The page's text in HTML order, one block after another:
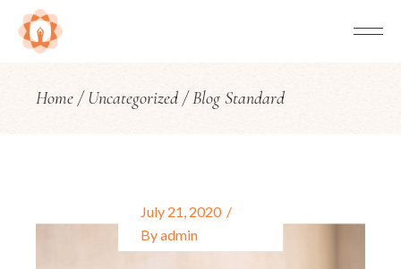
Home Uncategorized Blog Standard
July 21, 2020
Byadmin